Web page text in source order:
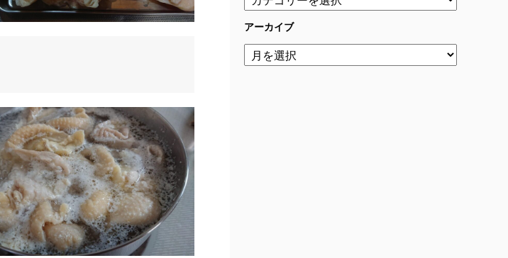
アーカイブ